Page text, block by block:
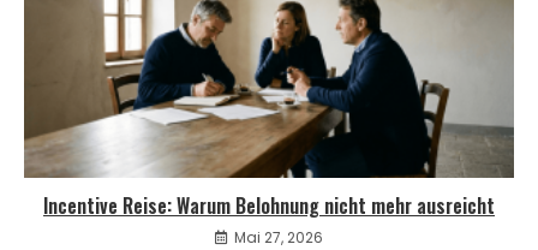
Incentive Reise: Warum Belohnung nicht mehr ausreicht
Mai 27, 2026